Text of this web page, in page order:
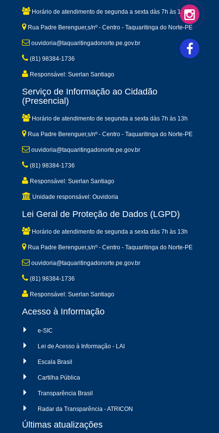
Horário de atendimento de segunda a sexta dàs 7h às 13h
Rua Padre Berenguer,s/nº - Centro - Taquaritinga do Norte-PE
ouvidoria@taquaritingadonorte.pe.gov.br
(81) 98384-1736
Responsável: Suerlan Santiago
Serviço de Informação ao Cidadão
(Presencial)
Horário de atendimento de segunda a sexta dàs 7h às 13h
Rua Padre Berenguer,s/nº - Centro - Taquaritinga do Norte-PE
ouvidoria@taquaritingadonorte.pe.gov.br
(81) 98384-1736
Responsável: Suerlan Santiago
Unidade responsável: Ouvidoria
Lei Geral de Proteção de Dados (LGPD)
Horário de atendimento de segunda a sexta dàs 7h às 13h
Rua Padre Berenguer,s/nº - Centro - Taquaritinga do Norte-PE
ouvidoria@taquaritingadonorte.pe.gov.br
(81) 98384-1736
Responsável: Suerlan Santiago
Acesso à Informação
e-SIC
Lei de Acesso à Informação - LAI
Escala Brasil
Cartilha Pública
Transparência Brasil
Radar da Transparência - ATRICON
Últimas atualizações